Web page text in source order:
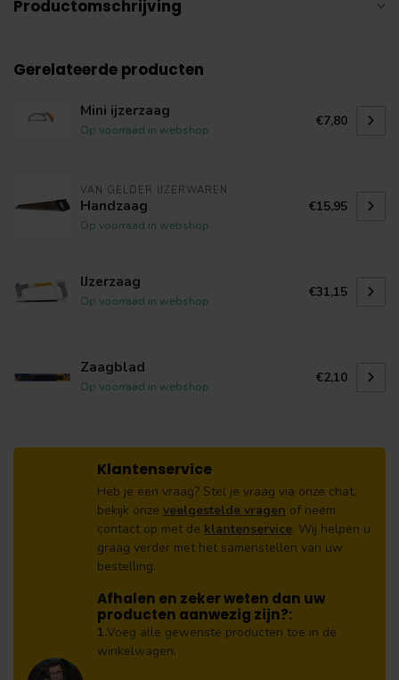
Productomschrijving
Gerelateerde producten
Mini ijzerzaag
Op voorraad in webshop
€7,80
VAN GELDER IJZERWAREN
Handzaag
Op voorraad in webshop
€15,95
IJzerzaag
Op voorraad in webshop
€31,15
Zaagblad
Op voorraad in webshop
€2,10
Klantenservice
Heb je een vraag? Stel je vraag via onze chat,
bekijk onze veelgestelde vragen of neem
contact op met de klantenservice. Wij helpen u
graag verder met het samenstellen van uw
bestelling.
Afhalen en zeker weten dan uw
producten aanwezig zijn?:
1.Voeg alle gewenste producten toe in de
winkelwagen.